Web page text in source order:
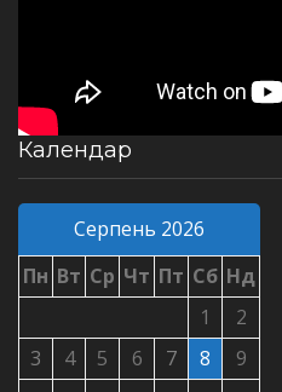
Календар
Серпень 2026
Пн Вт Ср Чт Пт Сб Нд
1
2
3
4 5 6 7 8
9